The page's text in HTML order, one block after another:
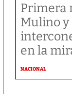
Primera
Mulino y
en la
NACIONAL